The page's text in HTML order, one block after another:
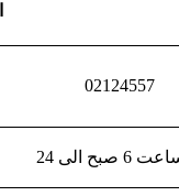
02124557
6 صبح الی 24